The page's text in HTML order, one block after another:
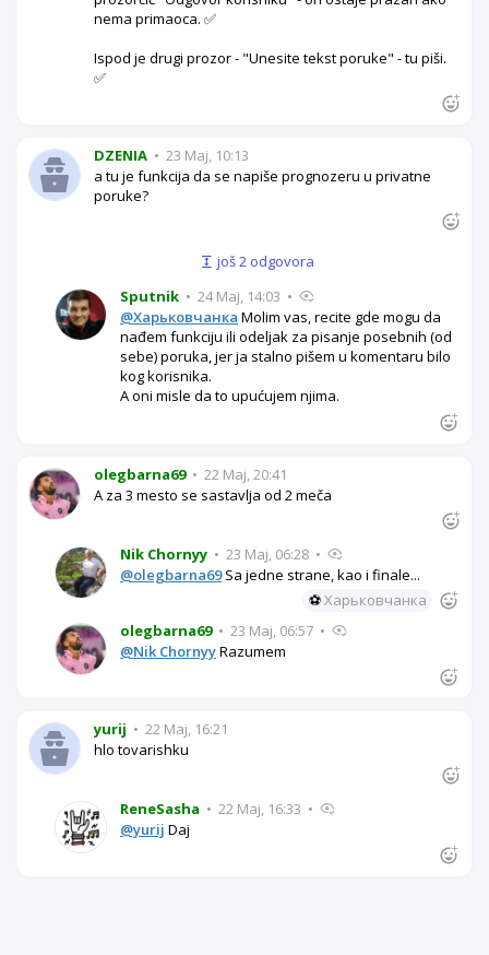
nema primaoca. ✅
Ispod je drugi prozor - "Unesite tekst poruke" - tu piši.
✅
DZENIA • 23 Maj, 10:13
a tu je funkcija da se napiše prognozeru u privatne
poruke?
još 2 odgovora
Sputnik • 24 Maj, 14:03 •
@Харьковчанка Molim vas, recite gde mogu da
nađem funkciju ili odeljak za pisanje posebnih (od
sebe) poruka, jer ja stalno pišem u komentaru bilo
kog korisnika.
A oni misle da to upućujem njima.
olegbarna69 • 22 Maj, 20:41
A za 3 mesto se sastavlja od 2 meča
Nik Chornyy • 23 Maj, 06:28 •
@olegbarna69Sa jedne strane, kao i finale...
⚽Харьковчанка
olegbarna69 • 23 Maj, 06:57 •
@Nik ChornyyRazumem
yurij • 22 Maj, 16:21
hlo tovarishku
ReneSasha • 22 Maj, 16:33 •
@yurij Daj